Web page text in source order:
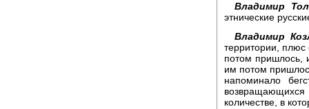
Владимир
этнические
Владимир
территории, плюс
потом пришлось,
им потом
напоминало
количестве, в